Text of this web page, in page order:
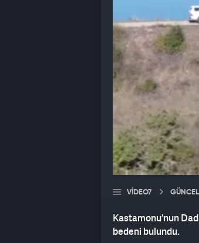
VIDEO7 GÜNCEL
Kastamonu'nun
bedeni bulundu.